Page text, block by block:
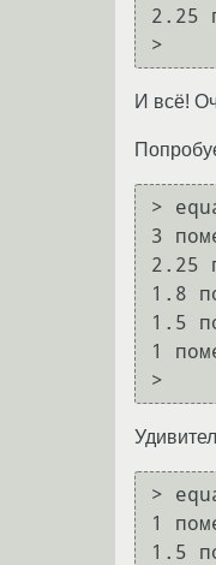
2.25
И всё!
>
3
2.25
1.8
1.5
1
>
1
1.5